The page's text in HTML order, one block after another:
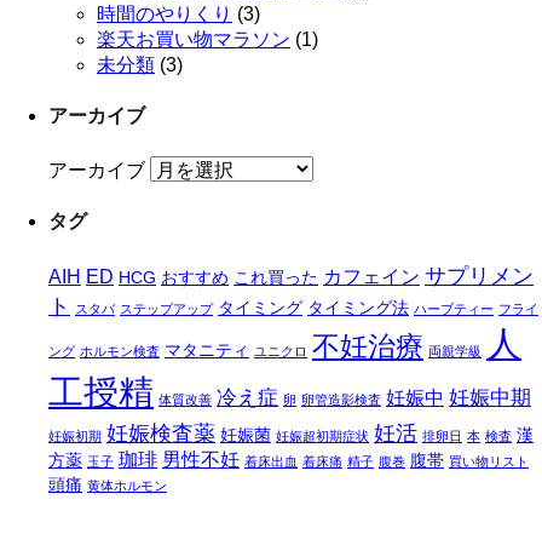
時間のやりくり (3)
楽天お買い物マラソン (1)
未分類 (3)
アーカイブ
アーカイブ
タグ
AIH ED HCG おすすめ これ買った カフェイン サプリメン
ト
スタバ ステップアップ タイミング タイミング法 ハーブティー フライ
ング ホルモン検査 マタニティ ユニクロ 不妊治療 両親学級
人
工授精 体質改善 冷え症 卵 卵管造影検査 妊娠中 妊娠中期
妊娠初期 妊娠検査薬 妊娠菌 妊娠超初期症状 妊活 排卵日 本 検査 漢
方薬 玉子 珈琲 男性不妊 着床出血 着床痛 精子 腹巻 腹帯 買い物リスト
頭痛 黄体ホルモン